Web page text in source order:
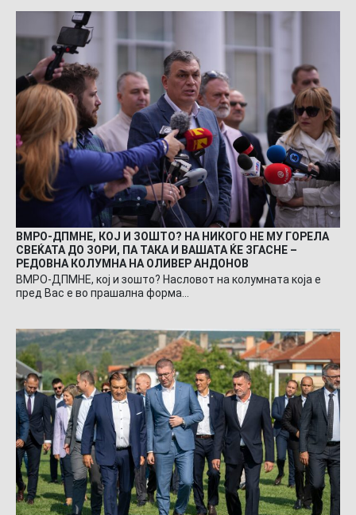
ВМРО-ДПМНЕ, КОЈ И ЗОШТО? НА НИКОГО НЕ МУ ГОРЕЛА
СВЕЌАТА ДО ЗОРИ, ПА ТАКА И ВАШАТА ЌЕ ЗГАСНЕ –
РЕДОВНА КОЛУМНА НА ОЛИВЕР АНДОНОВ
ВМРО-ДПМНЕ, кој и зошто? Насловот на колумната која е
пред Вас е во прашална форма…